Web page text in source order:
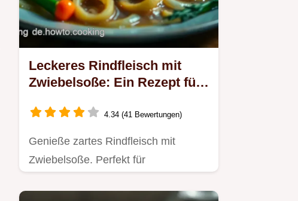
Leckeres Rindfleisch mit
Zwiebelsoße: Ein Rezept für
4.34 (41 Bewertungen)
Genieße zartes Rindfleisch mit
Zwiebelsoße. Perfekt für